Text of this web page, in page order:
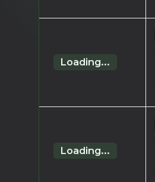
Loading...
Loading...